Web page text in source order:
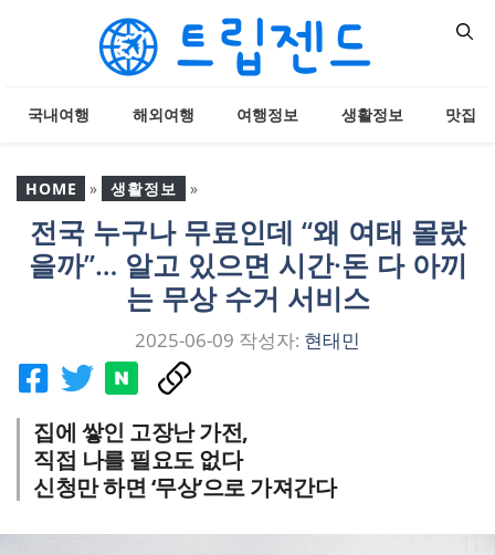
뛰
기
국내여행 해외여행 여행정보 생활정보 맛집
HOME » 생활정보 »
전국 누구나 무료인데 “왜
여태 몰랐을까”… 알고 있
으면 시간·돈 다 아끼는 무
전국 누구나 무료인데 “왜 여태 몰랐
을까”… 알고 있으면 시간·돈 다 아끼
는 무상 수거 서비스
2025-06-09 작성자: 현태민
집에 쌓인 고장난 가전,
직접 나를 필요도 없다
신청만 하면 ‘무상’으로 가져간다